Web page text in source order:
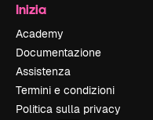
Inizia
Academy
Documentazione
Assistenza
Termini e condizioni
Politica sulla privacy